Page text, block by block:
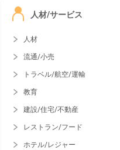
人材/サービス
人材
流通/小売
トラベル/航空/運輸
教育
建設/住宅/不動産
レストラン/フード
ホテル/レジャー